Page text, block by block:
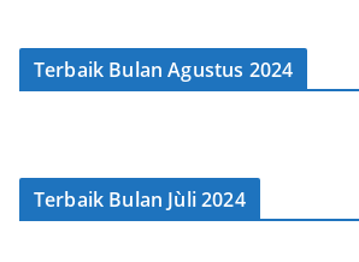
Terbaik Bulan Agustus 2024
Terbaik Bulan Jùli 2024